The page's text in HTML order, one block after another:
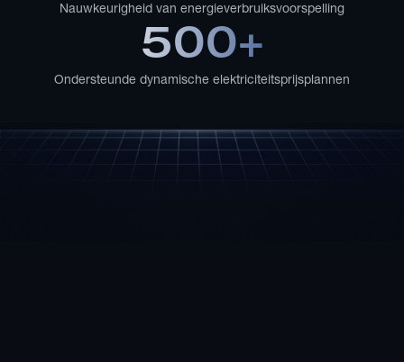
Nauwkeurigheid van energieverbruiksvoorspelling
500+
Ondersteunde dynamische elektriciteitsprijsplannen